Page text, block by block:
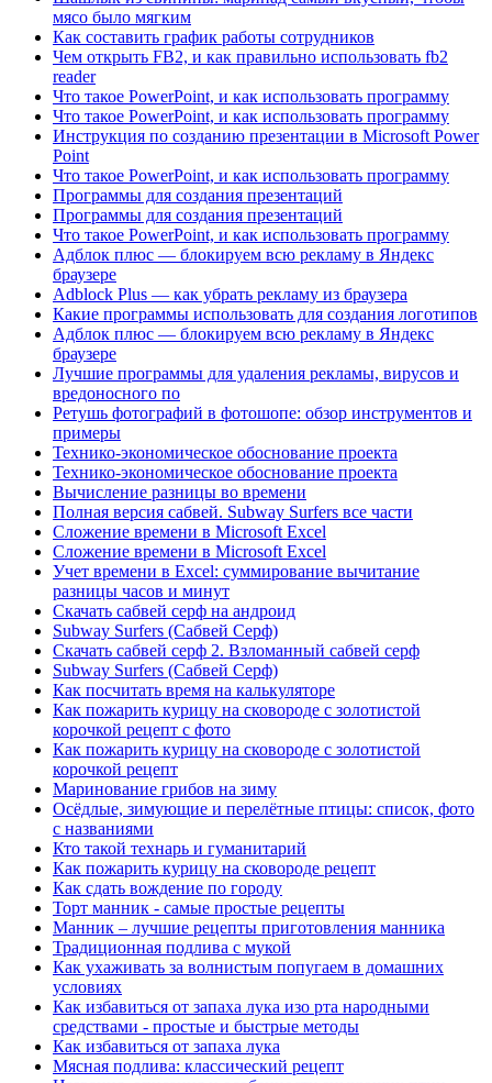
мясо было мягким
Как составить график работы сотрудников
Чем открыть FB2, и как правильно использовать fb2
reader
Что такое PowerPoint, и как использовать программу
Что такое PowerPoint, и как использовать программу
Инструкция по созданию презентации в Microsoft Power
Point
Что такое PowerPoint, и как использовать программу
Программы для создания презентаций
Программы для создания презентаций
Что такое PowerPoint, и как использовать программу
Адблок плюс — блокируем всю рекламу в Яндекс
браузере
Adblock Plus — как убрать рекламу из браузера
Какие программы использовать для создания логотипов
Адблок плюс — блокируем всю рекламу в Яндекс
браузере
Лучшие программы для удаления рекламы, вирусов и
вредоносного по
Ретушь фотографий в фотошопе: обзор инструментов и
примеры
Технико-экономическое обоснование проекта
Технико-экономическое обоснование проекта
Вычисление разницы во времени
Полная версия сабвей. Subway Surfers все части
Сложение времени в Microsoft Excel
Сложение времени в Microsoft Excel
Учет времени в Excel: суммирование вычитание
разницы часов и минут
Скачать сабвей серф на андроид
Subway Surfers (Сабвей Серф)
Скачать сабвей серф 2. Взломанный сабвей серф
Subway Surfers (Сабвей Серф)
Как посчитать время на калькуляторе
Как пожарить курицу на сковороде с золотистой
корочкой рецепт с фото
Как пожарить курицу на сковороде с золотистой
корочкой рецепт
Маринование грибов на зиму
Осёдлые, зимующие и перелётные птицы: список, фото
с названиями
Кто такой технарь и гуманитарий
Как пожарить курицу на сковороде рецепт
Как сдать вождение по городу
Торт манник - самые простые рецепты
Манник – лучшие рецепты приготовления манника
Традиционная подлива с мукой
Как ухаживать за волнистым попугаем в домашних
условиях
Как избавиться от запаха лука изо рта народными
средствами - простые и быстрые методы
Как избавиться от запаха лука
Мясная подлива: классический рецепт